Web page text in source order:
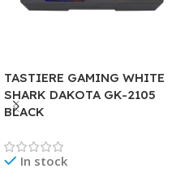
TASTIERE GAMING WHITE
SHARK DAKOTA GK-2105
BLACK
In stock